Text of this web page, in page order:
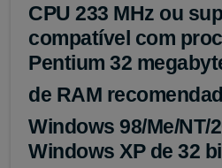
CPU 233 MHz ou
compatível com
Pentium 32
de RAM
Windows 98/Me/NT/
Windows XP de 32